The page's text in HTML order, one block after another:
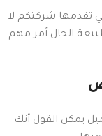
تقدمها شركتكم لا
الحال أمر مهم
يمكن القول أنك